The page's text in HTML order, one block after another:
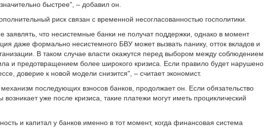
быстрее", – добавил он.
риск связан с временной несогласованностью госполитики.
заявлять, что несистемные банки не получат поддержки, однако в момент
даже формально несистемного БВУ может вызвать панику, отток вкладов и
В таком случае власти окажутся перед выбором между соблюдением
и предотвращением более широкого кризиса. Если правило будет нарушено
доверие к новой модели снизится", – считает экономист.
последующих взносов банков, продолжает он. Если обязательство
возникает уже после кризиса, такие платежи могут иметь проциклический
и капитал у банков именно в тот момент, когда финансовая система